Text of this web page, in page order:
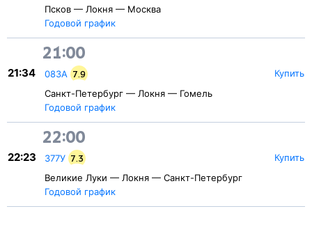
Псков — Локня — Москва
Годовой график
21:00
21:34 083А 7.9
Санкт-Петербург — Локня — Гомель
Годовой график
Купить
22:00
22:23 377У 7.3
Великие Луки — Локня — Санкт-Петербург
Годовой график
Купить